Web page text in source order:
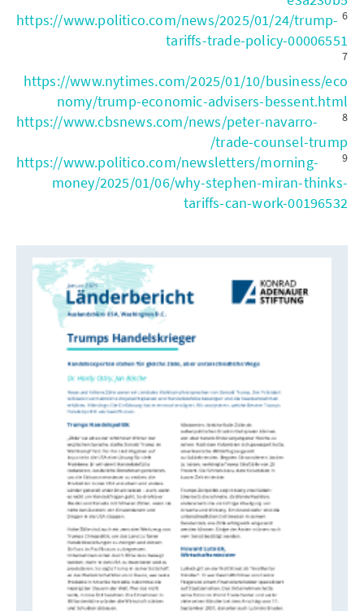
6
https://www.politico.com/news/2025/01/24/trump-
tariffs-trade-policy-00006551
7
https://www.nytimes.com/2025/01/10/business/eco
nomy/trump-economic-advisers-bessent.html
8
https://www.cbsnews.com/news/peter-navarro-
trade-counsel-trump/
9
https://www.politico.com/newsletters/morning-
money/2025/01/06/why-stephen-miran-thinks-
tariffs-can-work-00196532